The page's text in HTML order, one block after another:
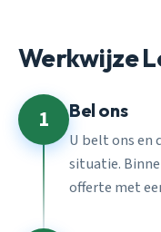
Werkwijze
1 Bel ons
U belt ons en
situatie.
offerte met